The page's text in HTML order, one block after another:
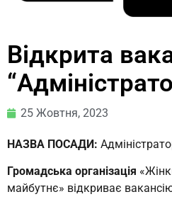
Відкрита
25 Жовтня, 2023
НАЗВА ПОСАДИ:
Громадська організація
майбутнє» відкриває